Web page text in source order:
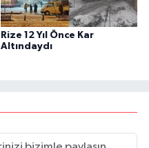
Rize 12 Yıl Önce Kar
Altındaydı